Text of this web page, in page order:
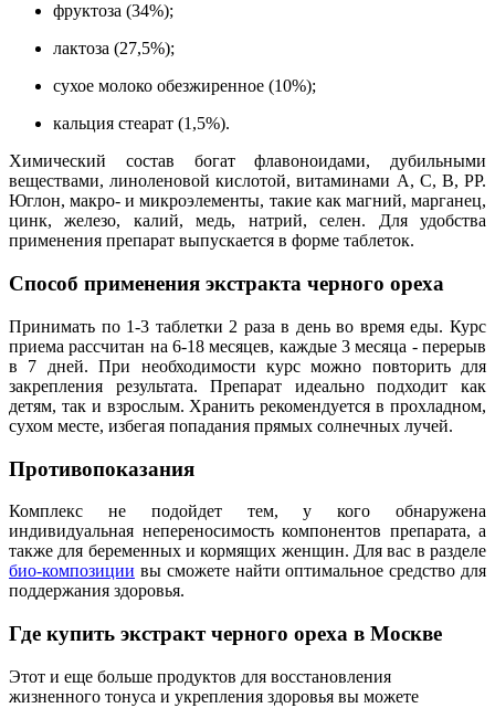
фруктоза (34%);
лактоза (27,5%);
сухое молоко обезжиренное (10%);
кальция стеарат (1,5%).
Химический состав богат флавоноидами, дубильными
веществами, линоленовой кислотой, витаминами А, С, В, РР.
Юглон, макро- и микроэлементы, такие как магний, марганец,
цинк, железо, калий, медь, натрий, селен. Для удобства
применения препарат выпускается в форме таблеток.
Способ применения экстракта черного ореха
Принимать по 1-3 таблетки 2 раза в день во время еды. Курс
приема рассчитан на 6-18 месяцев, каждые 3 месяца - перерыв
в 7 дней. При необходимости курс можно повторить для
закрепления результата. Препарат идеально подходит как
детям, так и взрослым. Хранить рекомендуется в прохладном,
сухом месте, избегая попадания прямых солнечных лучей.
Противопоказания
Комплекс не подойдет тем, у кого обнаружена
индивидуальная непереносимость компонентов препарата, а
также для беременных и кормящих женщин. Для вас в разделе
био-композиции вы сможете найти оптимальное средство для
поддержания здоровья.
Где купить экстракт черного ореха в Москве
Этот и еще больше продуктов для восстановления
жизненного тонуса и укрепления здоровья вы можете